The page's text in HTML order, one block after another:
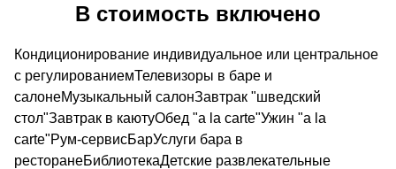
В стоимость включено
Кондиционирование индивидуальное или центральное
с регулированиемТелевизоры в баре и
салонеМузыкальный салонЗавтрак "шведский
стол"Завтрак в каютуОбед "a la carte"Ужин "a la
carte"Рум-сервисБарУслуги бара в
ресторанеБиблиотекаДетские развлекательные